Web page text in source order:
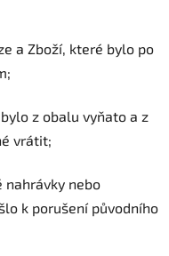
a Zboží, které bylo po
z obalu vyňato a z
vrátit;
nahrávky nebo
k porušení původního